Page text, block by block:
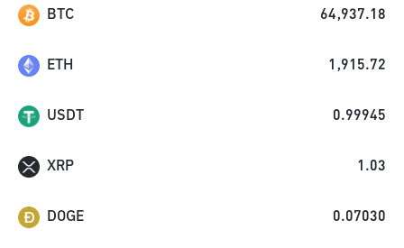
BTC 64,937.18
ETH 1,915.72
USDT 0.99945
XRP 1.03
DOGE 0.07030